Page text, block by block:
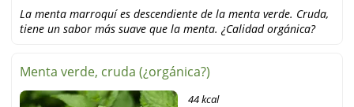
La menta marroquí es descendiente de la menta verde. Cruda,
tiene un sabor más suave que la menta. ¿Calidad orgánica?
Menta verde, cruda (¿orgánica?)
44 kcal